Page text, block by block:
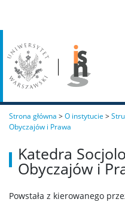
Mozaika
Zależność czy
urzędowych.
Wielkomiejskie
Strona główna >O instytucie >
Obyczajów i Prawa
Katedra
Obyczajów i
Powstała z kierowanego